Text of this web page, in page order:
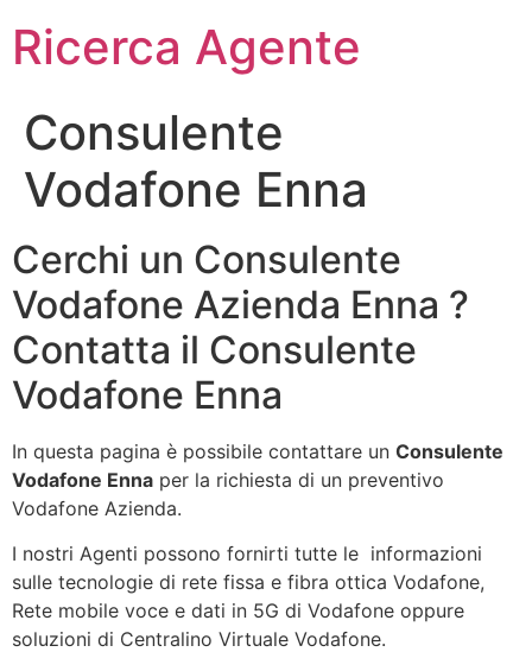
Ricerca Agente
Consulente
Vodafone Enna
Cerchi un Consulente
Vodafone Azienda Enna ?
Contatta il Consulente
Vodafone Enna
In questa pagina è possibile contattare un Consulente
Vodafone Enna per la richiesta di un preventivo
Vodafone Azienda.
I nostri Agenti possono fornirti tutte le informazioni
sulle tecnologie di rete fissa e fibra ottica Vodafone,
Rete mobile voce e dati in 5G di Vodafone oppure
soluzioni di Centralino Virtuale Vodafone.